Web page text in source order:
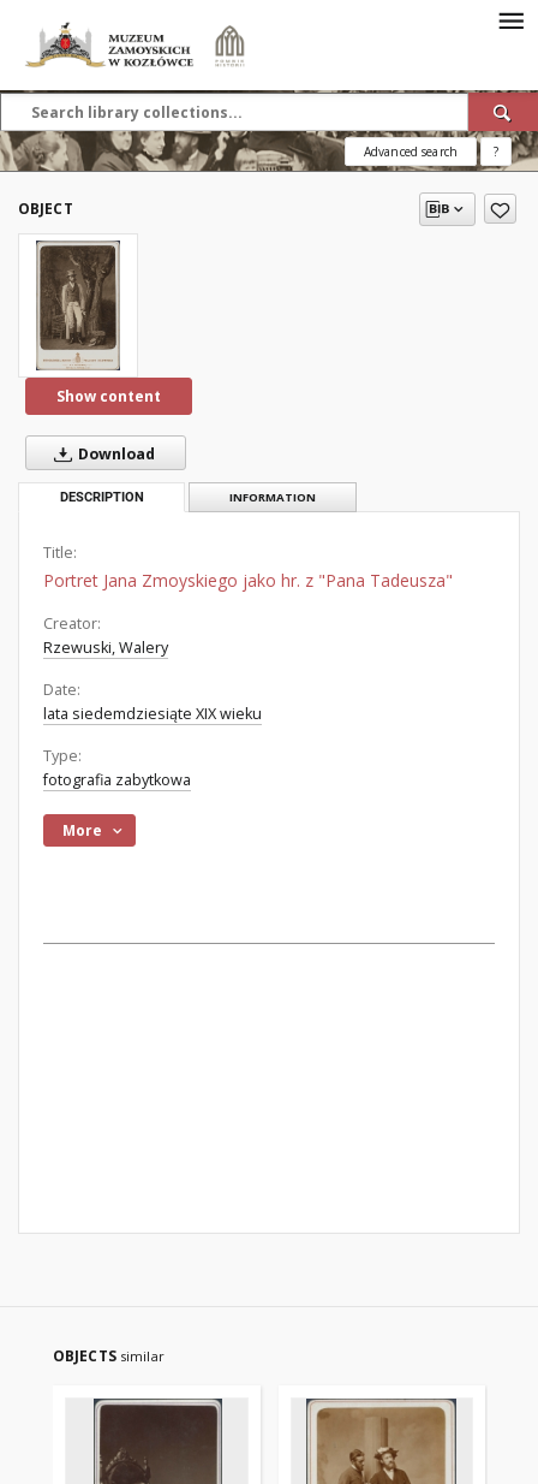
Advanced search ?
OBJECT
Show content
Download
DESCRIPTION INFORMATION
Title:
Portret Jana Zmoyskiego jako hr. z "Pana Tadeusza"
Creator:
Rzewuski, Walery
Date:
lata siedemdziesiąte XIX wieku
Type:
fotografia zabytkowa
More
OBJECTS similar